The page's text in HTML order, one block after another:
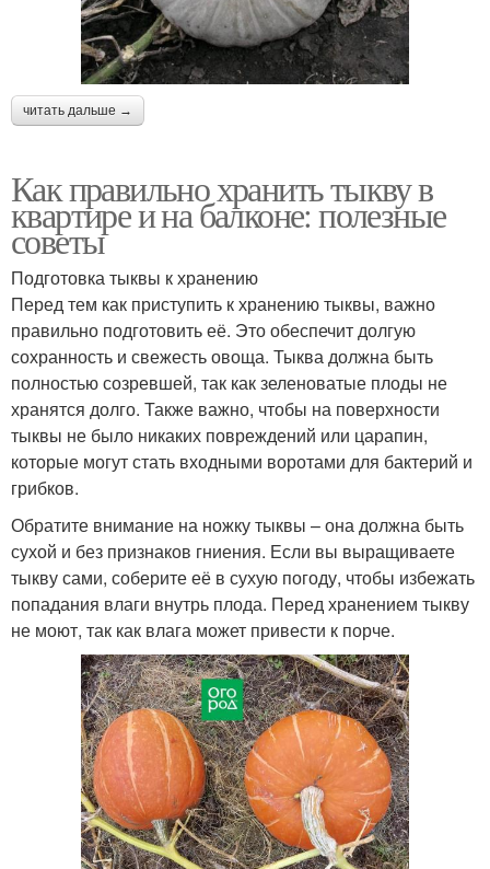
читать дальше →
Как правильно хранить тыкву в
квартире и на балконе: полезные
советы
Подготовка тыквы к хранению
Перед тем как приступить к хранению тыквы, важно
правильно подготовить её. Это обеспечит долгую
сохранность и свежесть овоща. Тыква должна быть
полностью созревшей, так как зеленоватые плоды не
хранятся долго. Также важно, чтобы на поверхности
тыквы не было никаких повреждений или царапин,
которые могут стать входными воротами для бактерий и
грибков.
Обратите внимание на ножку тыквы – она должна быть
сухой и без признаков гниения. Если вы выращиваете
тыкву сами, соберите её в сухую погоду, чтобы избежать
попадания влаги внутрь плода. Перед хранением тыкву
не моют, так как влага может привести к порче.